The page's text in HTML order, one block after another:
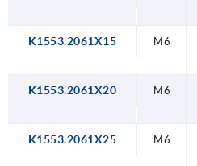
K1553.2061X15 M6
K1553.2061X20 M6
K1553.2061X25 M6